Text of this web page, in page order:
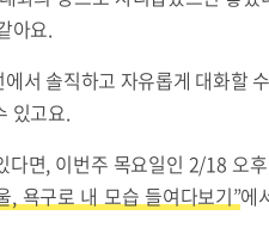
아요.
서 솔직하고 자유롭게 대화할
있고요.
면, 이번주 목요일인 2/18 오
, 욕구로 내 모습 들여다보기”에